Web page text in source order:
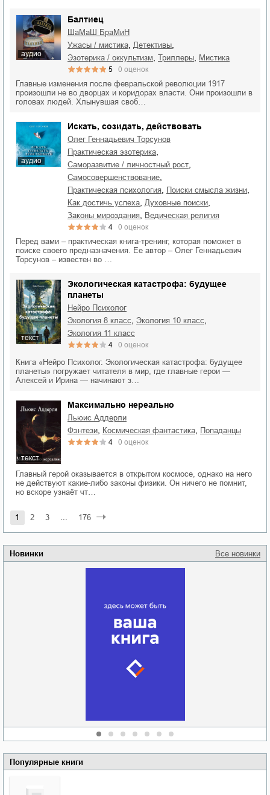
Новинки Все новинки
Популярные книги
аудио
Балтиец
ШаМаШ БраМиН
ужасы / мистика
детективы
эзотерика / оккультизм триллеры мистика
5 0 оценок
Главные изменения после февральской революции 1917
произошли не во дворцах и коридорах власти. Они произошли в
головах людей. Хлынувшая своб…
аудио
Искать, созидать, действовать
Олег Геннадьевич Торсунов
практическая эзотерика
саморазвитие / личностный рост
самосовершенствование
практическая психология поиски смысла жизни
как достичь успеха духовные поиски
законы мироздания ведическая религия
4 0 оценок
Перед вами – практическая книга-тренинг, которая поможет в
поиске своего предназначения. Ее автор – Олег Геннадьевич
Торсунов – известен во …
текст
Экологическая катастрофа: будущее
планеты
Нейро Психолог
экология 8 класс
экология 10 класс
экология 11 класс
4 0 оценок
Книга «Нейро Психолог. Экологическая катастрофа: будущее
планеты» погружает читателя в мир, где главные герои —
Алексей и Ирина — начинают з…
текст
Максимально нереально
Льюис Аддерли
фэнтези
космическая фантастика попаданцы
4 0 оценок
Главный герой оказывается в открытом космосе, однако на него
не действуют какие-либо законы физики. Он ничего не помнит,
но вскоре узнаёт чт…
1 2 3 ... 176